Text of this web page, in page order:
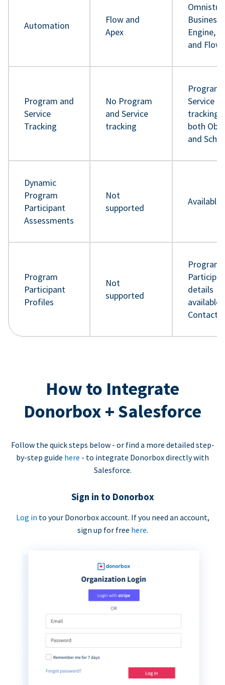
Automation
Flow and
Apex
Business
Engine,
and Flow
Program and
Service
Tracking
No Program
and Service
tracking
Program
Service
tracking
both
and
Dynamic
Program
Participant
Assessments
Not
supported
Available
Program
Participant
Profiles
Not
supported
Program
details
available
Contact
How to Integrate
Donorbox + Salesforce
Follow the quick steps below - or find a more detailed step-
by-step guide here - to integrate Donorbox directly with
Salesforce.
Sign in to Donorbox
Log in to your Donorbox account. If you need an account,
sign up for free here.